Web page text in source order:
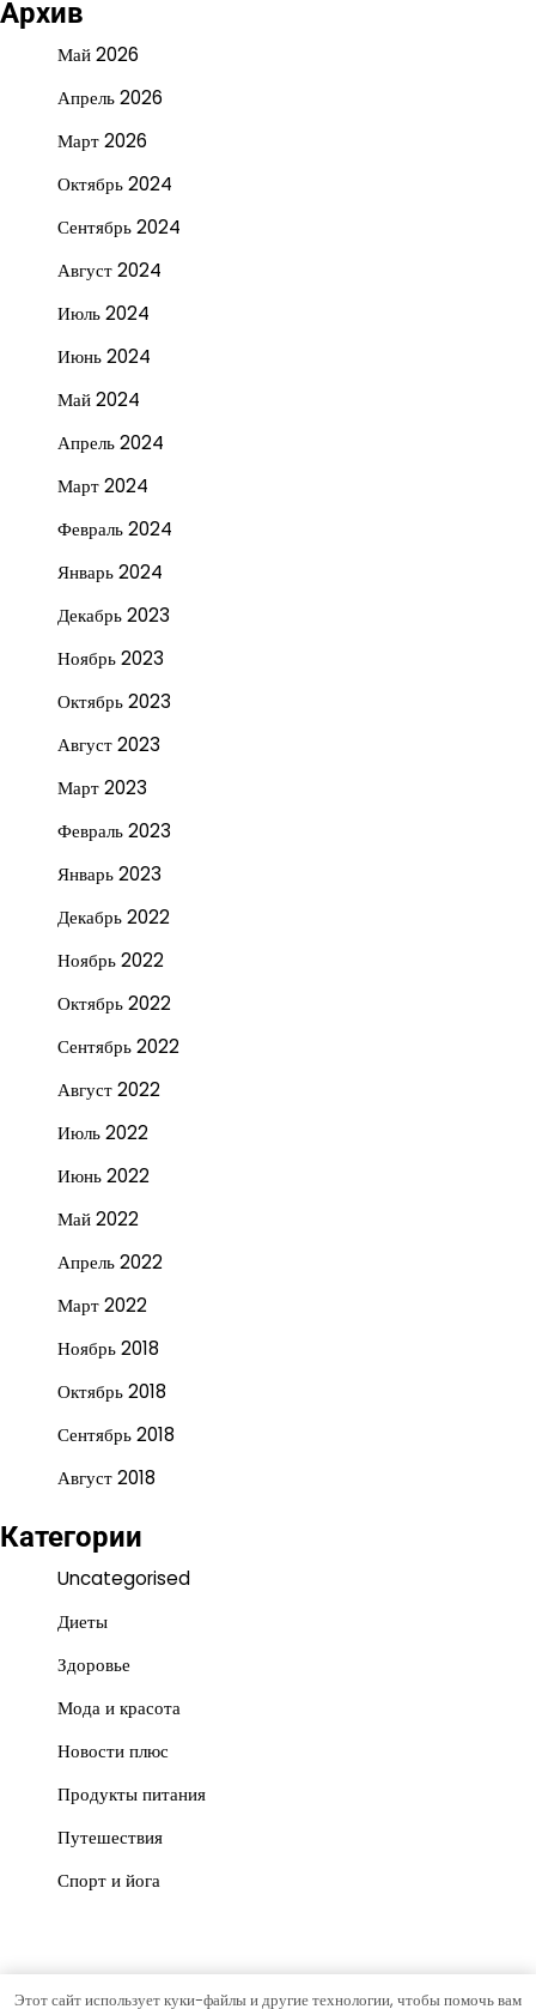
Архив
Май 2026
Апрель 2026
Март 2026
Октябрь 2024
Сентябрь 2024
Август 2024
Июль 2024
Июнь 2024
Май 2024
Апрель 2024
Март 2024
Февраль 2024
Январь 2024
Декабрь 2023
Ноябрь 2023
Октябрь 2023
Август 2023
Март 2023
Февраль 2023
Январь 2023
Декабрь 2022
Ноябрь 2022
Октябрь 2022
Сентябрь 2022
Август 2022
Июль 2022
Июнь 2022
Май 2022
Апрель 2022
Март 2022
Ноябрь 2018
Октябрь 2018
Сентябрь 2018
Август 2018
Категории
Uncategorised
Диеты
Здоровье
Мода и красота
Новости плюс
Продукты питания
Путешествия
Спорт и йога
Этот сайт использует куки-файлы и другие технологии, чтобы помочь вам